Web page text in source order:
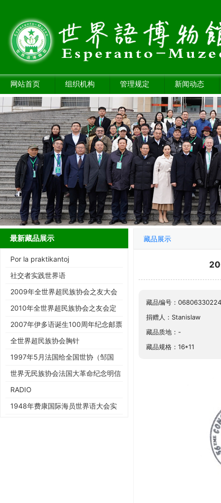
网站首页 组织机构 管理规定 新闻动态
最新藏品展示
Por la praktikantoj
社交者实践世界语
2009年全世界超民族协会之友大会
个性邮票
2010年全世界超民族协会之友会定
制的个性邮票
2007年伊多语诞生100周年纪念邮票
全世界超民族协会胸针
1997年5月法国给全国世协（邹国
相）寄资料的信封
世界无民族协会法国大革命纪念明信
片
RADIO
1948年费康国际海员世界语大会实
藏品展示
藏品编号：
捐赠人：Stanislaw
藏品质地：-
藏品规格：16*11